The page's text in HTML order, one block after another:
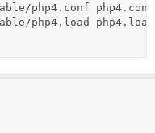
php4.conf php4.conf
php4.load php4.load